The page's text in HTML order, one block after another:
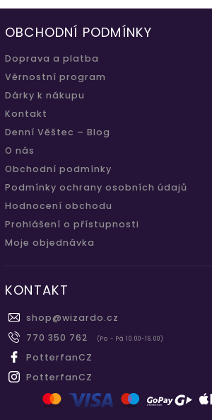
OBCHODNÍ PODMÍNKY
Doprava a platba
Věrnostní program
Dárky k nákupu
Kontakt
Denní Věštec – Blog
O nás
Obchodní podmínky
Podmínky ochrany osobních údajů
Hodnocení obchodu
Prohlášení o přístupnosti
Moje objednávka
KONTAKT
shop@wizardo.cz
770 350 762
(Po - Pá 10.00-16.00)
PotterfanCZ
PotterfanCZ